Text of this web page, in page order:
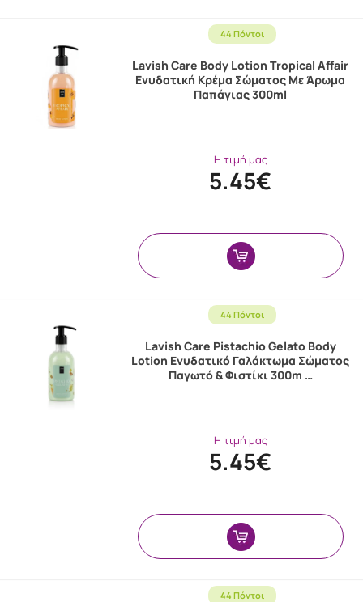
44 Πόντοι
Lavish Care Body Lotion Tropical Affair
Ενυδατική Κρέμα Σώματος Με Άρωμα
Παπάγιας 300ml
Η τιμή μας
5.45€
44 Πόντοι
Lavish Care Pistachio Gelato Body
Lotion Ενυδατικό Γαλάκτωμα Σώματος
Παγωτό & Φιστίκι 300m …
Η τιμή μας
5.45€
44 Πόντοι